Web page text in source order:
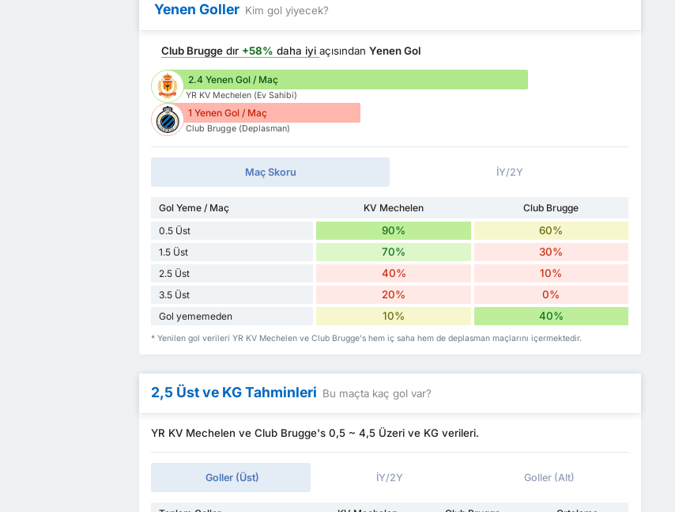
Yenen Goller Kim gol yiyecek?
Club Brugge dır +58% daha iyiaçısındanYenen Gol
2.4 Yenen Gol / Maç
YR KV Mechelen (Ev Sahibi)
1 Yenen Gol / Maç
Club Brugge (Deplasman)
Maç Skoru İY/2Y
Gol Yeme / Maç KV Mechelen
Club Brugge
0.5 Üst
90% 60%
1.5 Üst 70% 30%
2.5 Üst 40% 10%
3.5 Üst 20% 0%
Gol yememeden 10% 40%
* Yenilen gol verileri YR KV Mechelen ve Club Brugge's hem iç saha hem de deplasman maçlarını içermektedir.
2,5 Üst ve KG Tahminleri Bu maçta kaç gol var?
YR KV Mechelen ve Club Brugge's 0,5 ~ 4,5 Üzeri ve KG verileri.
Goller (Üst) İY/2Y Goller (Alt)